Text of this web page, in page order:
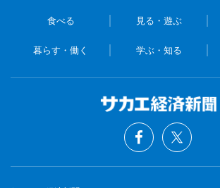
食べる 見る・遊ぶ
暮らす・働く 学ぶ・知る